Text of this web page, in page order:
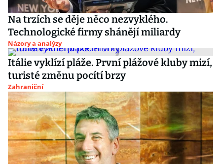
Na trzích se děje něco nezvyklého.
Technologické firmy shánějí miliardy
Názory a analýzy
Itálie vyklízí pláže. První plážové kluby mizí,
turisté změnu pocítí brzy
Zahraniční